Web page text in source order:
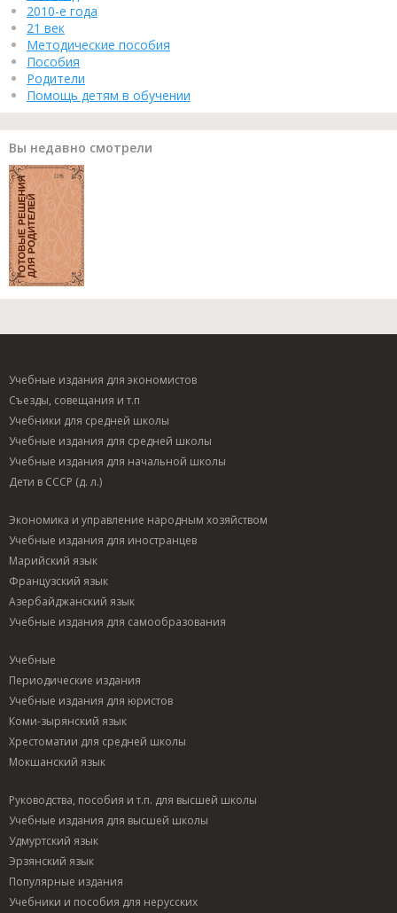
2010-е года
21 век
Методические пособия
Пособия
Родители
Помощь детям в обучении
Вы недавно смотрели
Учебные издания для экономистов
Съезды, совещания и т.п
Учебники для средней школы
Учебные издания для средней школы
Учебные издания для начальной школы
Дети в СССР (д. л.)
Экономика и управление народным хозяйством
Учебные издания для иностранцев
Марийский язык
Французский язык
Азербайджанский язык
Учебные издания для самообразования
Учебные
Периодические издания
Учебные издания для юристов
Коми-зырянский язык
Хрестоматии для средней школы
Мокшанский язык
Руководства, пособия и т.п. для высшей школы
Учебные издания для высшей школы
Удмуртский язык
Эрзянский язык
Популярные издания
Учебники и пособия для нерусских